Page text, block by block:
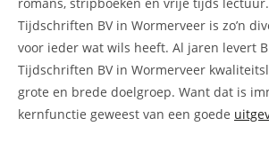
romans, stripboeken en vrije tijds
Tijdschriften BV in Wormerveer is zo’n
voor ieder wat wils heeft. Al jaren levert
Tijdschriften BV in Wormerveer
grote en brede doelgroep. Want dat is
kernfunctie geweest van een goede